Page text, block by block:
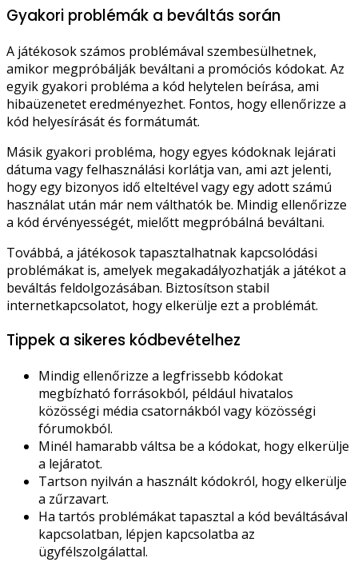
Gyakori problémák a beváltás során
A játékosok számos problémával szembesülhetnek,
amikor megpróbálják beváltani a promóciós kódokat. Az
egyik gyakori probléma a kód helytelen beírása, ami
hibaüzenetet eredményezhet. Fontos, hogy ellenőrizze a
kód helyesírását és formátumát.
Másik gyakori probléma, hogy egyes kódoknak lejárati
dátuma vagy felhasználási korlátja van, ami azt jelenti,
hogy egy bizonyos idő elteltével vagy egy adott számú
használat után már nem válthatók be. Mindig ellenőrizze
a kód érvényességét, mielőtt megpróbálná beváltani.
Továbbá, a játékosok tapasztalhatnak kapcsolódási
problémákat is, amelyek megakadályozhatják a játékot a
beváltás feldolgozásában. Biztosítson stabil
internetkapcsolatot, hogy elkerülje ezt a problémát.
Tippek a sikeres kódbevételhez
Mindig ellenőrizze a legfrissebb kódokat
megbízható forrásokból, például hivatalos
közösségi média csatornákból vagy közösségi
fórumokból.
Minél hamarabb váltsa be a kódokat, hogy elkerülje
a lejáratot.
Tartson nyilván a használt kódokról, hogy elkerülje
a zűrzavart.
Ha tartós problémákat tapasztal a kód beváltásával
kapcsolatban, lépjen kapcsolatba az
ügyfélszolgálattal.